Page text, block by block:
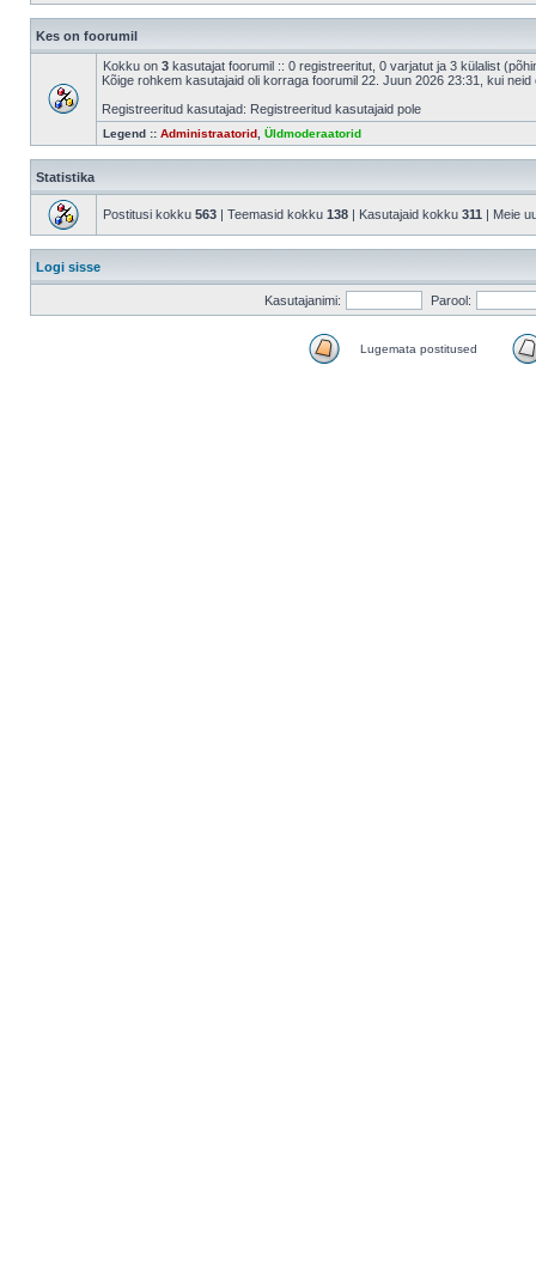
Kes on foorumil
Kokku on 3 kasutajat foorumil :: 0 registreeritut, 0 varjatut ja 3 külalist
Kõige rohkem kasutajaid oli korraga foorumil 22. Juun 2026 23:31, kui neid
Registreeritud kasutajad: Registreeritud kasutajaid pole
Legend :: Administraatorid Üldmoderaatorid
Statistika
Postitusi kokku 563 | Teemasid kokku 138 | Kasutajaid kokku 311 | Meie
Logi sisse
Kasutajanimi: Parool:
Lugemata postitused